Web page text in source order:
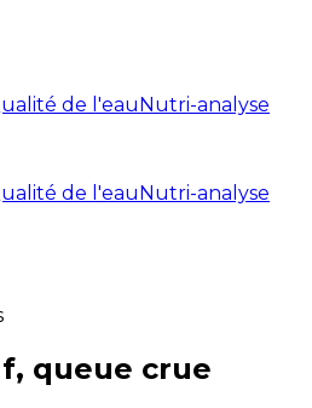
de l'eauNutri-analyse
de l'eauNutri-analyse
queue crue